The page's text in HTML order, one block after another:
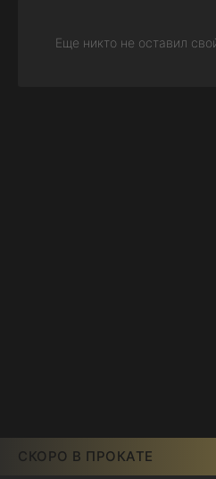
СКОРО В ПРОКАТЕ
Еще никто не оставил